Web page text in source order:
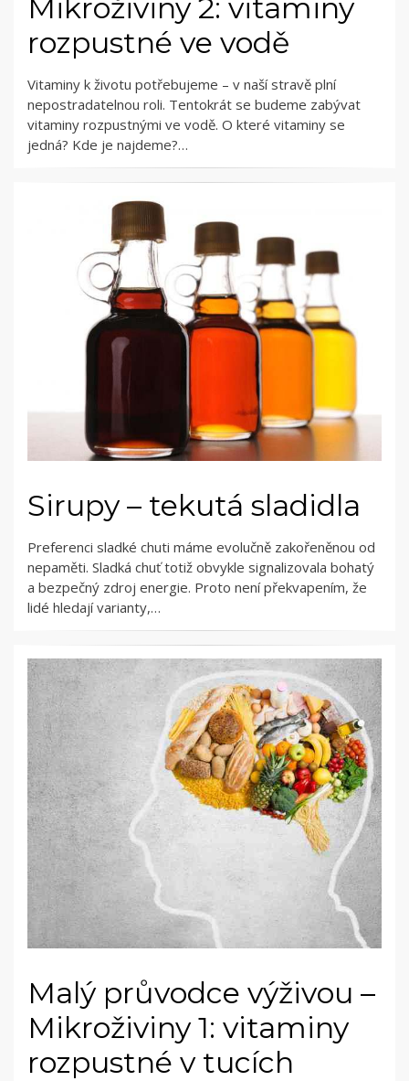
Mikroživiny 2: vitaminy
rozpustné ve vodě
Vitaminy k životu potřebujeme – v naší stravě plní
nepostradatelnou roli. Tentokrát se budeme zabývat
vitaminy rozpustnými ve vodě. O které vitaminy se
jedná? Kde je najdeme?…
Sirupy – tekutá sladidla
Preferenci sladké chuti máme evolučně zakořeněnou od
nepaměti. Sladká chuť totiž obvykle signalizovala bohatý
a bezpečný zdroj energie. Proto není překvapením, že
lidé hledají varianty,…
Malý průvodce výživou –
Mikroživiny 1: vitaminy
rozpustné v tucích